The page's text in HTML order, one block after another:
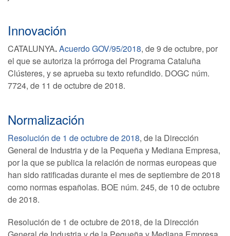
Innovación
CATALUNYA.Acuerdo GOV/95/2018, de 9 de octubre, por
el que se autoriza la prórroga del Programa Cataluña
Clústeres, y se aprueba su texto refundido. DOGC núm.
7724, de 11 de octubre de 2018.
Normalización
Resolución de 1 de octubre de 2018, de la Dirección
General de Industria y de la Pequeña y Mediana Empresa,
por la que se publica la relación de normas europeas que
han sido ratificadas durante el mes de septiembre de 2018
como normas españolas. BOE núm. 245, de 10 de octubre
de 2018.
Resolución de 1 de octubre de 2018, de la Dirección